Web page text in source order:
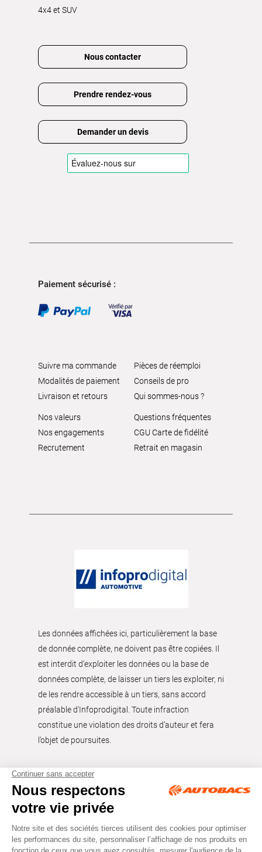
4x4 et SUV
Nous contacter
Prendre rendez-vous
Demander un devis
Paiement sécurisé :
Suivre ma commande
Modalités de paiement
Livraison et retours
Pièces de réemploi
Conseils de pro
Qui sommes-nous ?
Nos valeurs
Nos engagements
Recrutement
Questions fréquentes
CGU Carte de fidélité
Retrait en magasin
Les données affichées ici, particulièrement la base
de donnée complète, ne doivent pas être copiées. Il
est interdit d’exploiter les données ou la base de
données complète, de laisser un tiers les exploiter, ni
de les rendre accessible à un tiers, sans accord
préalable d'Infoprodigital. Toute infraction
constitue une violation des droits d’auteur et fera
l’objet de poursuites.